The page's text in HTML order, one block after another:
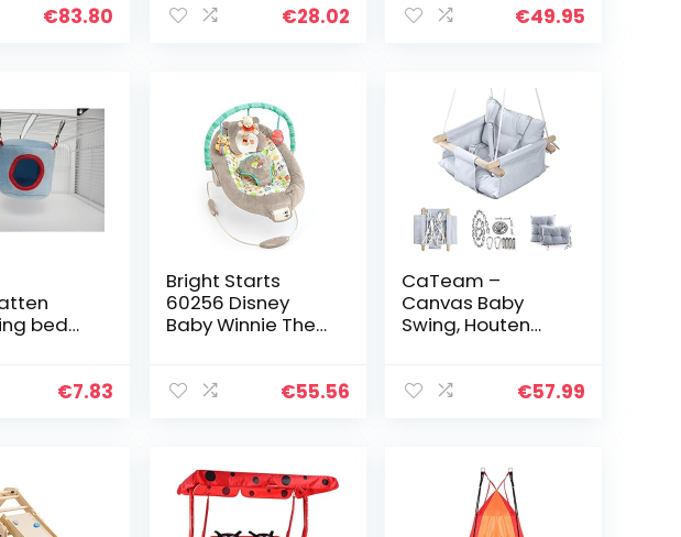
9
€83.80
Kids katoenen
€28.02
BPA-vrije zebra-
€49.95
bed
€7.83
Bright Starts
60256 Disney
Baby Winnie The
Automatische
€55.56
CaTeam –
Canvas Baby
Swing, Houten
Veiligheidsgordel,
€57.99